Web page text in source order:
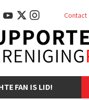
FAN IS LID!
Contact